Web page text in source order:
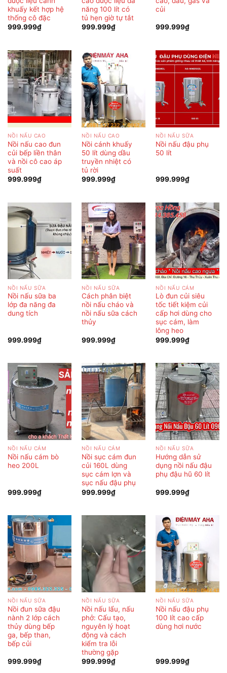
khuấy kết hợp hệ
thống cô đặc
999.999₫
năng 100 lít có
tủ hẹn giờ tự tắt
999.999₫
củi
999.999₫
NỒI NẤU CAO
Nồi nấu cao đun
củi bếp liền thân
và nồi cô cao áp
suất
999.999₫
NỒI NẤU CAO
Nồi cánh khuấy
50 lít dùng dầu
truyền nhiệt có
tủ rời
999.999₫
NỒI NẤU SỮA
Nồi nấu đậu phụ
50 lít
999.999₫
NỒI NẤU SỮA
Nồi nấu sữa ba
lớp đa năng đa
dung tích
999.999₫
NỒI NẤU SỮA
Cách phân biệt
nồi nấu cháo và
nồi nấu sữa cách
thủy
999.999₫
NỒI NẤU CÁM
Lò đun củi siêu
tốc tiết kiệm củi
cấp hơi dùng cho
sục cám, làm
lông heo
999.999₫
NỒI NẤU CÁM
Nồi nấu cám bò
heo 200L
999.999₫
NỒI NẤU CÁM
Nồi sục cám đun
củi 160L dùng
sục cám lợn và
sục nấu đậu phụ
999.999₫
NỒI NẤU SỮA
Hướng dẫn sử
dụng nồi nấu đậu
phụ đậu hũ 60 lít
999.999₫
NỒI NẤU SỮA
Nồi đun sữa đậu
nành 2 lớp cách
thủy dùng bếp
ga, bếp than,
bếp củi
999.999₫
NỒI NẤU SỮA
Nồi nấu lẩu, nấu
phở: Cấu tạo,
nguyên lý hoạt
động và cách
kiểm tra lỗi
thường gặp
999.999₫
NỒI NẤU SỮA
Nồi nấu đậu phụ
100 lít cao cấp
dùng hơi nước
999.999₫